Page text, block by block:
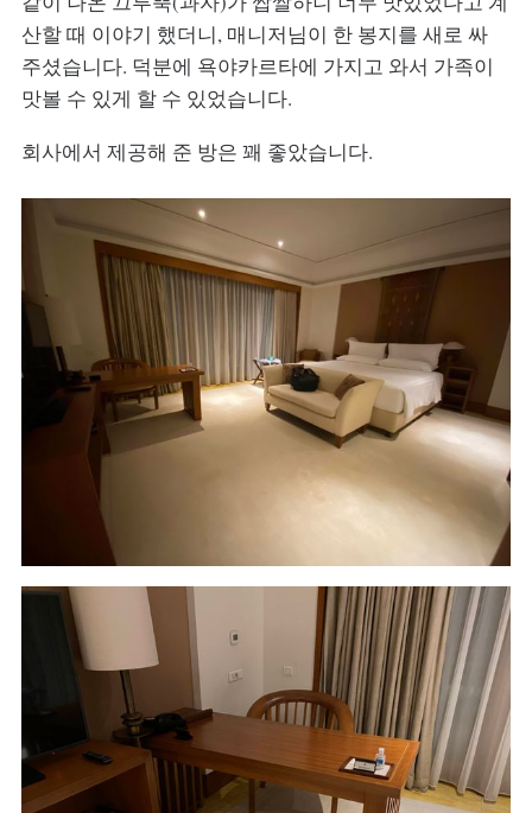
산할 때 이야기 했더니, 매니저님이 한 봉지를 새로 싸
주셨습니다. 덕분에 욕야카르타에 가지고 와서 가족이
맛볼 수 있게 할 수 있었습니다.
회사에서 제공해 준 방은 꽤 좋았습니다.